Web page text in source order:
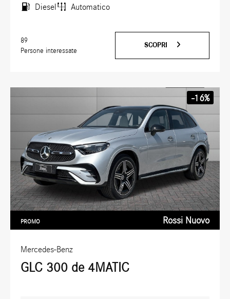
Diesel Automatico
89
Persone interessate
SCOPRI
Mercedes-Benz
GLC 300 de 4MATIC
PROMO Rossi Nuovo
-16%